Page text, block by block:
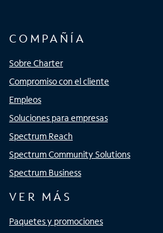
COMPAÑÍA
Sobre Charter
Compromiso con el cliente
Empleos
Soluciones para empresas
Spectrum Reach
Spectrum Community Solutions
Spectrum Business
VER MÁS
Paquetes y promociones